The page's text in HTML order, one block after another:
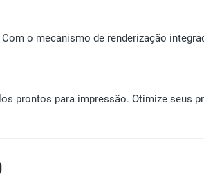
o mecanismo de renderização
prontos para impressão. Otimize seus